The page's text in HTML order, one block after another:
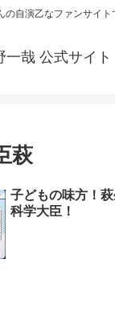
の自演乙なファンサイト
一哉 公式サイト
萩
子どもの味方！
科学大臣！